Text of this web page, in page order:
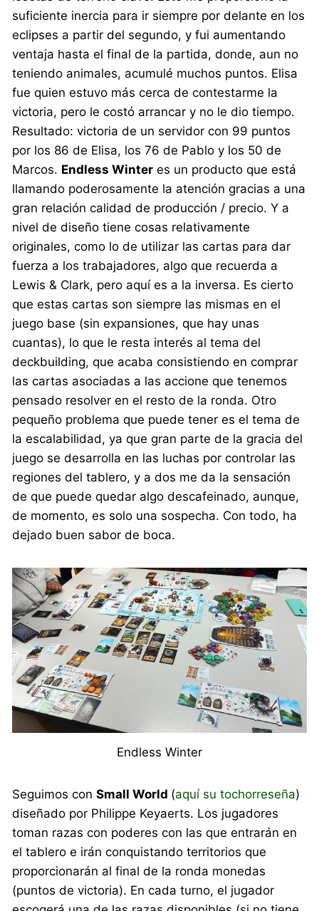
suficiente inercia para ir siempre por delante en los
eclipses a partir del segundo, y fui aumentando
ventaja hasta el final de la partida, donde, aun no
teniendo animales, acumulé muchos puntos. Elisa
fue quien estuvo más cerca de contestarme la
victoria, pero le costó arrancar y no le dio tiempo.
Resultado: victoria de un servidor con 99 puntos
por los 86 de Elisa, los 76 de Pablo y los 50 de
Marcos. Endless Winter es un producto que está
llamando poderosamente la atención gracias a una
gran relación calidad de producción / precio. Y a
nivel de diseño tiene cosas relativamente
originales, como lo de utilizar las cartas para dar
fuerza a los trabajadores, algo que recuerda a
Lewis & Clark, pero aquí es a la inversa. Es cierto
que estas cartas son siempre las mismas en el
juego base (sin expansiones, que hay unas
cuantas), lo que le resta interés al tema del
deckbuilding, que acaba consistiendo en comprar
las cartas asociadas a las accione que tenemos
pensado resolver en el resto de la ronda. Otro
pequeño problema que puede tener es el tema de
la escalabilidad, ya que gran parte de la gracia del
juego se desarrolla en las luchas por controlar las
regiones del tablero, y a dos me da la sensación
de que puede quedar algo descafeinado, aunque,
de momento, es solo una sospecha. Con todo, ha
dejado buen sabor de boca.
Endless Winter
Seguimos conSmall World (aquí su tochorreseña)
diseñado por Philippe Keyaerts. Los jugadores
toman razas con poderes con las que entrarán en
el tablero e irán conquistando territorios que
proporcionarán al final de la ronda monedas
(puntos de victoria). En cada turno, el jugador